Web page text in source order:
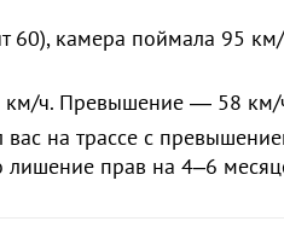
60), камера поймала 95
км/ч. Превышение — 58 км/
вас на трассе с
прав на 4–6